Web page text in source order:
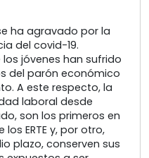
ha agravado por la
del covid-19.
jóvenes han sufrido
del parón económico
A este respecto, la
laboral desde
son los primeros en
ERTE y, por otro,
plazo, conserven sus